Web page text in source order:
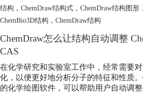
结构 ， ChemDraw结构式 ， ChemDraw结构图形 ，
ChemBio3D结构 ， ChemDraw结构
ChemDraw怎么让结构自动调整
CAS
在化学研究和实验室工作中，经常需要
化，以便更好地分析分子的特征和性质。
的化学绘图软件，可以帮助用户自动调